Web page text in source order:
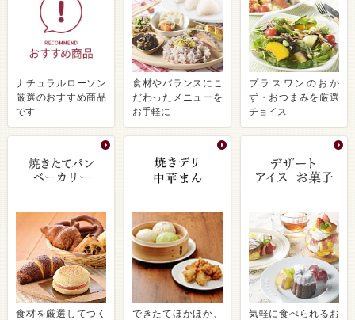
ナチュラルローソン
厳選のおすすめ商品
です
食材やバランスにこ
だわったメニューを
お手軽に
プラスワンのおか
ず・おつまみを厳選
チョイス
食材を厳選してつく
できたてほかほか、
気軽に食べられるお